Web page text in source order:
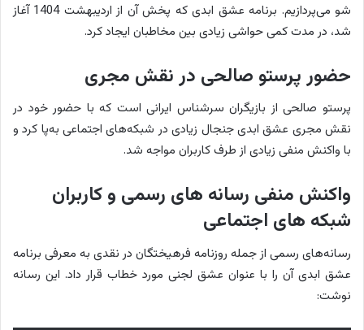
شو می‌پردازیم. برنامه عشق ابدی که پخش آن از اردیبهشت 1404 آغاز
شد، در مدت کمی حواشی زیادی بین مخاطبان ایجاد کرد.
حضور پرستو صالحی در نقش مجری
پرستو صالحی از بازیگران سرشناس ایرانی است که با حضور خود در
نقش مجری عشق ابدی جنجال زیادی در شبکه‌های اجتماعی به‌پا کرد و
با واکنش منفی زیادی از طرف کاربران مواجه شد.
واکنش منفی رسانه های رسمی و کاربران
شبکه های اجتماعی
رسانه‌های رسمی از جمله روزنامه فرهیختگان در نقدی به معرفی برنامه
عشق ابدی آن را با عنوان عشق لجنی مورد خطاب قرار داد. این رسانه
نوشت: